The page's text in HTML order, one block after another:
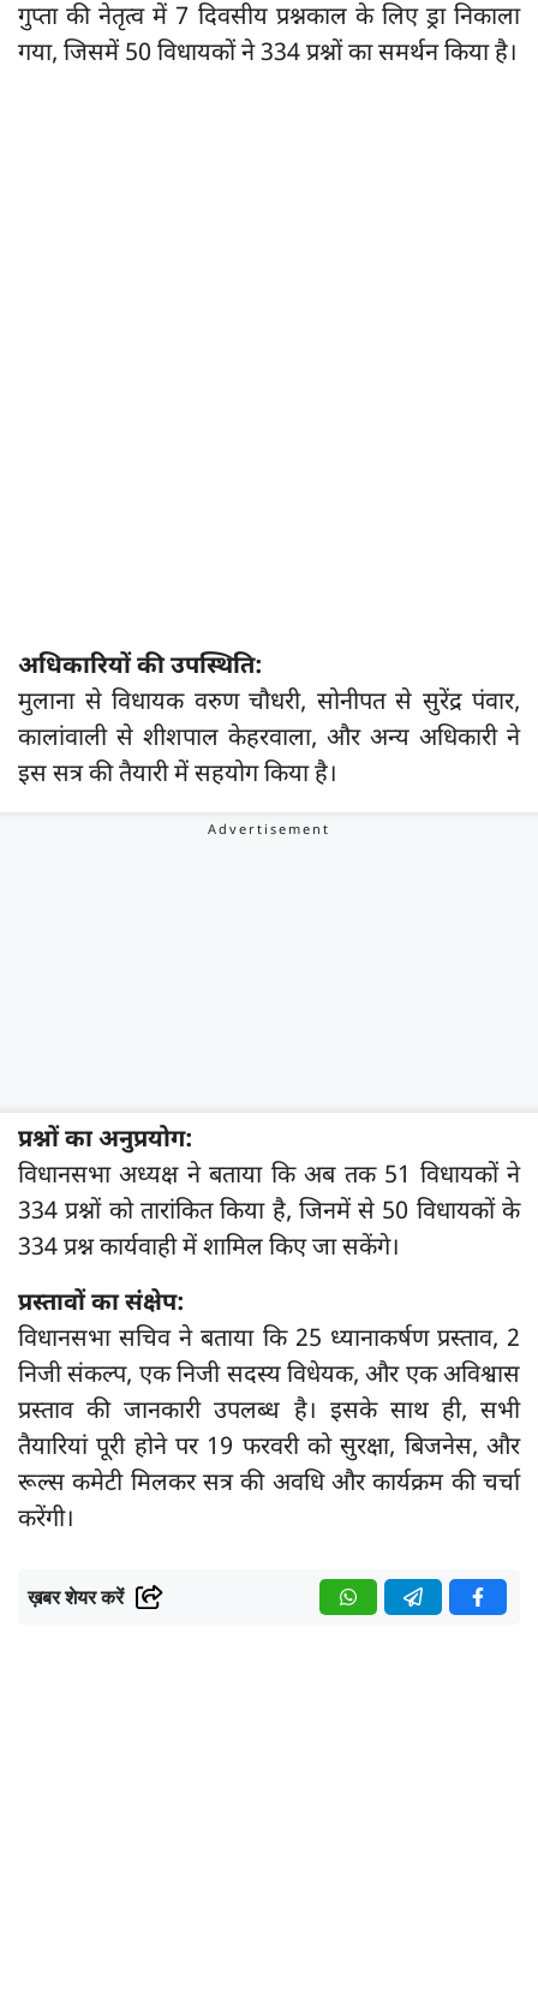
गुप्ता की नेतृत्व में 7 दिवसीय प्रश्नकाल के लिए ड्रा निकाला
गया, जिसमें 50 विधायकों ने 334 प्रश्नों का समर्थन किया है।
अधिकारियों की उपस्थिति:
मुलाना से विधायक वरुण चौधरी, सोनीपत से सुरेंद्र पंवार,
कालांवाली से शीशपाल केहरवाला, और अन्य अधिकारी ने
इस सत्र की तैयारी में सहयोग किया है।
प्रश्नों का अनुप्रयोग:
विधानसभा अध्यक्ष ने बताया कि अब तक 51 विधायकों ने
334 प्रश्नों को तारांकित किया है, जिनमें से 50 विधायकों के
334 प्रश्न कार्यवाही में शामिल किए जा सकेंगे।
प्रस्तावों का संक्षेप:
विधानसभा सचिव ने बताया कि 25 ध्यानाकर्षण प्रस्ताव, 2
निजी संकल्प, एक निजी सदस्य विधेयक, और एक अविश्वास
प्रस्ताव की जानकारी उपलब्ध है। इसके साथ ही, सभी
तैयारियां पूरी होने पर 19 फरवरी को सुरक्षा, बिजनेस, और
रूल्स कमेटी मिलकर सत्र की अवधि और कार्यक्रम की चर्चा
करेंगी।
ख़बर शेयर करें